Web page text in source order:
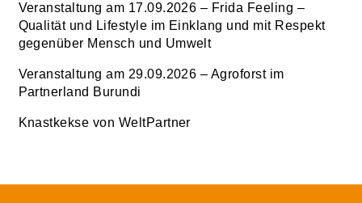
Veranstaltung am 17.09.2026 – Frida Feeling –
Qualität und Lifestyle im Einklang und mit Respekt
gegenüber Mensch und Umwelt
Veranstaltung am 29.09.2026 – Agroforst im
Partnerland Burundi
Knastkekse von WeltPartner